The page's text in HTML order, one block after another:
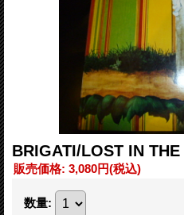
BRIGATI/LOST IN
販売価格: 3,080円(税込)
数量: